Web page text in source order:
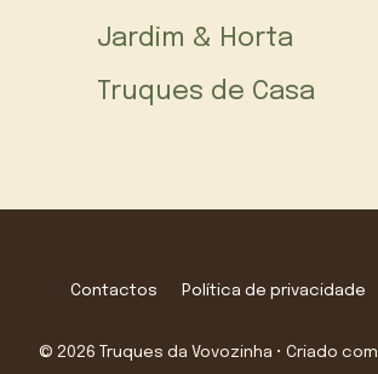
Jardim & Horta
Truques de Casa
Contactos Política de privacidade
© 2026 Truques da Vovozinha • Criado com